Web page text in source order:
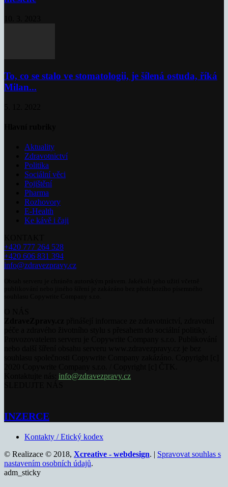
To, co se stalo ve stomatologii, je šílená ostuda, říká
Milan...
Aktuality
Zdravotnictví
Politika
Sociální věci
Pojištění
Pharma
Rozhovory
E-Health
Ke kávě i čaji
+420 777 264 528
+420 606 831 394
info@zdravezpravy.cz
info@zdravezpravy.cz
INZERCE
Kontakty / Etický kodex
© Realizace © 2018, Xcreative - webdesign. | Spravovat souhlas s
nastavením osobních údajů.
adm_sticky